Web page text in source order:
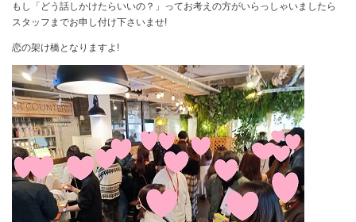
もし「どう話しかけたらいいの？」ってお考えの方がいらっしゃいましたら
スタッフまでお申し付け下さいませ!
恋の架け橋となりますよ!